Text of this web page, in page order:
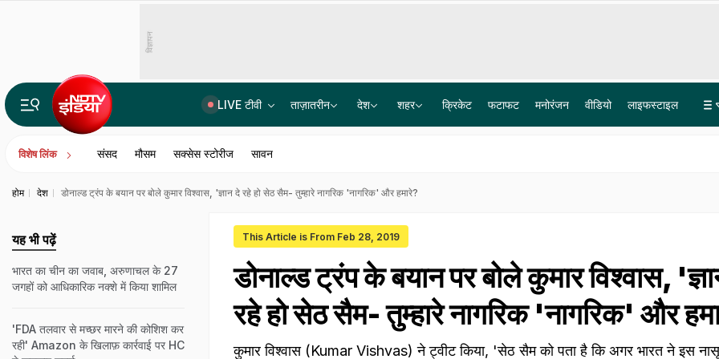
विज्ञापन
LIVE टीवी ताज़ातरीन देश शहर क्रिकेट फटाफट मनोरंजन वीडियो लाइफस्टाइल
विशेष लिंक संसद मौसम सक्सेस स्टोरीज सावन
होम देश डोनाल्ड ट्रंप के बयान पर बोले कुमार विश्वास, 'ज्ञान दे रहे हो सेठ सैम- तुम्हारे नागरिक 'नागरिक' और हमारे?
This Article is From Feb 28, 2019
डोनाल्ड ट्रंप के बयान पर बोले कुमार विश्वास,
रहे हो सेठ सैम- तुम्हारे नागरिक 'नागरिक' और
कुमार विश्वास (Kumar Vishvas) ने ट्वीट किया, 'सेठ सैम को पता है कि अगर भारत ने इस
यह भी पढ़ें
भारत का चीन का जवाब, अरुणाचल के 27
जगहों को आधिकारिक नक्शे में किया शामिल
'FDA तलवार से मच्छर मारने की कोशिश कर
रही' Amazon के खिलाफ़ कार्रवाई पर HC